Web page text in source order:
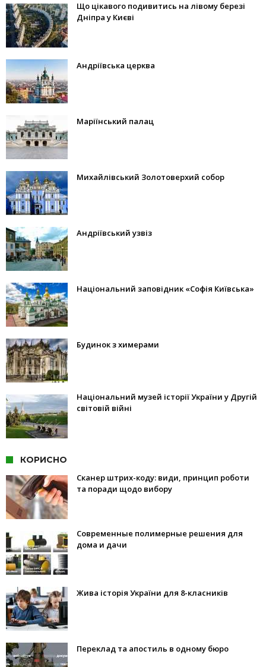
Що цікавого подивитись на лівому березі
Дніпра у Києві
Андріївська церква
Маріїнський палац
Михайлівський Золотоверхий собор
Андріївський узвіз
Національний заповідник «Софія Київська»
Будинок з химерами
Національний музей історії України у Другій
світовій війні
КОРИСНО
Сканер штрих-коду: види, принцип роботи
та поради щодо вибору
Современные полимерные решения для
дома и дачи
Жива історія України для 8-класників
Переклад та апостиль в одному бюро